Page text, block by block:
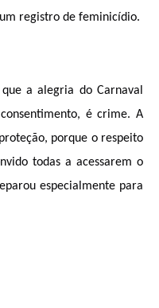
registro de feminicídio.
a alegria do Carnaval
é crime. A
porque o respeito
todas a acessarem o
especialmente para